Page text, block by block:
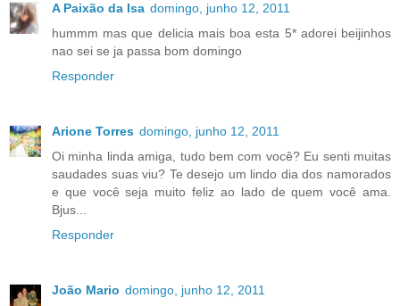
A Paixão da Isa domingo, junho 12, 2011
hummm mas que delicia mais boa esta 5* adorei beijinhos
nao sei se ja passa bom domingo
Responder
Arione Torres domingo, junho 12, 2011
Oi minha linda amiga, tudo bem com você? Eu senti muitas
saudades suas viu? Te desejo um lindo dia dos namorados
e que você seja muito feliz ao lado de quem você ama.
Bjus...
Responder
João Mario domingo, junho 12, 2011